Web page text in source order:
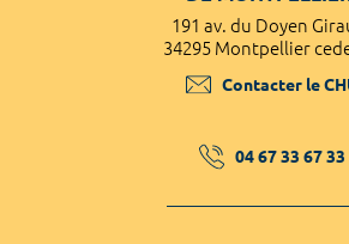
191 av. du Doyen
34295 Montpellier
Contacter le
04 67 33 67 33